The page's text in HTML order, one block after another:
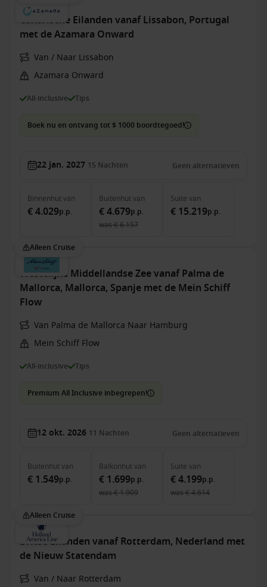
Canarische Eilanden vanaf Lissabon, Portugal
met de Azamara Onward
Van / Naar Lissabon
Azamara Onward
All-inclusive Tips
Boek nu en ontvang tot $ 1000 boordtegoed!
22 jan. 2027 15 Nachten Geen alternatieven
Binnenhutvan
€ 4.029p.p.
Buitenhutvan
€ 4.679p.p.
was€ 6.157
Suite van
€ 15.219p.p.
Alleen Cruise
Westelijke Middellandse Zee vanaf Palma de
Mallorca, Mallorca, Spanje met de Mein Schiff
Flow
Van Palma de Mallorca Naar Hamburg
Mein Schiff Flow
All-inclusive Tips
Premium All Inclusive inbegrepen!
12 okt. 2026 11 Nachten Geen alternatieven
Buitenhutvan
€ 1.549p.p.
Balkonhutvan
€ 1.699p.p.
was€ 1.909
Suite van
€ 4.199p.p.
was€ 4.614
Alleen Cruise
Britse Eilanden vanaf Rotterdam, Nederland met
de Nieuw Statendam
Van / Naar Rotterdam